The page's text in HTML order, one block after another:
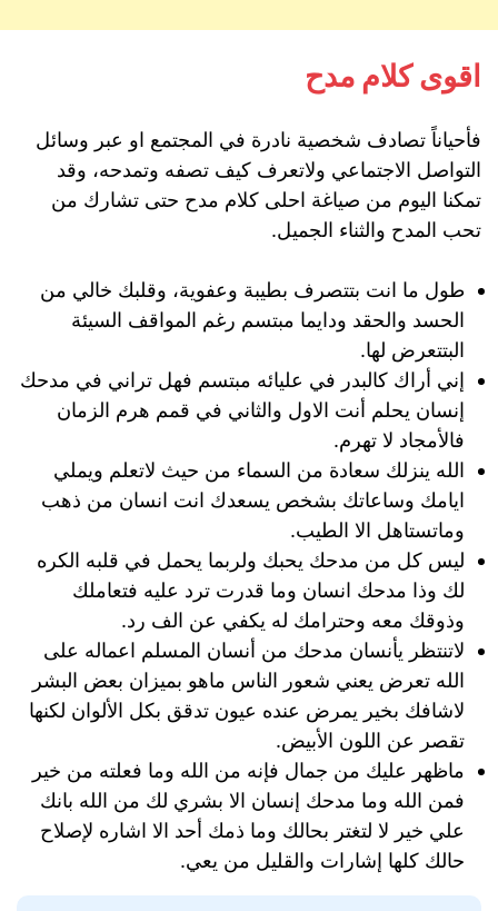
اقوى كلام مدح
فأحياناً تصادف شخصية نادرة في المجتمع او عبر وسائل
التواصل الاجتماعي ولاتعرف كيف تصفه وتمدحه، وقد
تمكنا اليوم من صياغة احلى كلام مدح حتى تشارك من
تحب المدح والثناء الجميل.
طول ما انت بتتصرف بطيبة وعفوية، وقلبك خالي من
الحسد والحقد ودايما مبتسم رغم المواقف السيئة
البتتعرض لها.
إني أراك كالبدر في عليائه مبتسم فهل تراني في مدحك
إنسان يحلم أنت الاول والثاني في قمم هرم الزمان
فالأمجاد لا تهرم.
الله ينزلك سعادة من السماء من حيث لاتعلم ويملي
ايامك وساعاتك بشخص يسعدك انت انسان من ذهب
وماتستاهل الا الطيب.
ليس كل من مدحك يحبك ولربما يحمل في قلبه الكره
لك وذا مدحك انسان وما قدرت ترد عليه فتعاملك
وذوقك معه وحترامك له يكفي عن الف رد.
لاتنتظر يأنسان مدحك من أنسان المسلم اعماله على
الله تعرض يعني شعور الناس ماهو بميزان بعض البشر
لاشافك بخير يمرض عنده عيون تدقق بكل الألوان لكنها
تقصر عن اللون الأبيض.
ماظهر عليك من جمال فإنه من الله وما فعلته من خير
فمن الله وما مدحك إنسان الا بشري لك من الله بانك
علي خير لا لتغتر بحالك وما ذمك أحد الا اشاره لإصلاح
حالك كلها إشارات والقليل من يعي.